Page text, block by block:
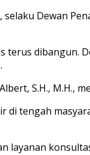
selaku Dewan
terus dibangun.
S.H.,
di tengah
layanan